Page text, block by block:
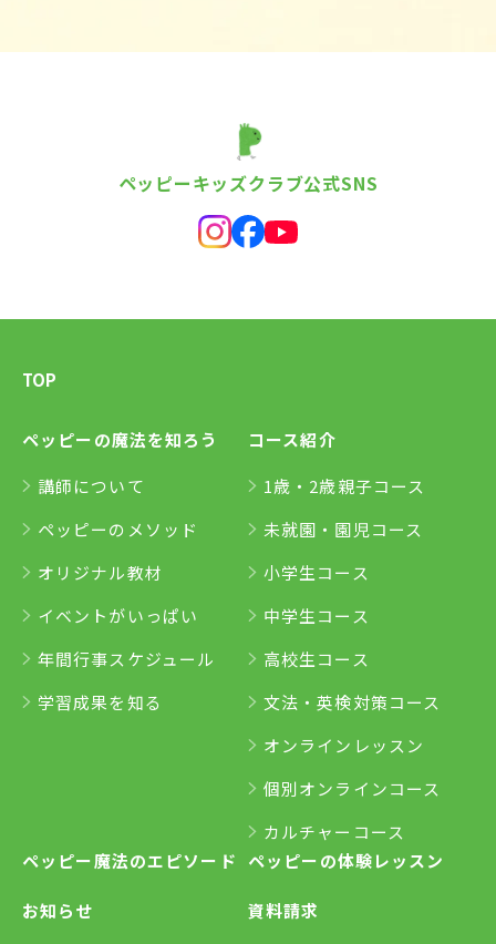
ペッピーキッズクラブ公式SNS
TOP
ペッピーの魔法を知ろう
講師について
ペッピーのメソッド
オリジナル教材
イベントがいっぱい
年間行事スケジュール
学習成果を知る
コース紹介
1歳・2歳親子コース
未就園・園児コース
小学生コース
中学生コース
高校生コース
文法・英検対策コース
オンラインレッスン
個別オンラインコース
カルチャーコース
ペッピー魔法のエピソード
お知らせ
ペッピーの体験レッスン
資料請求